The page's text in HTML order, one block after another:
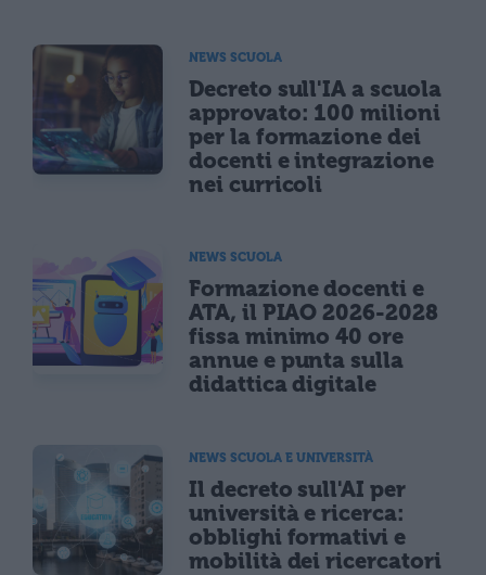
NEWS SCUOLA
Decreto sull'IA a scuola
approvato: 100 milioni
per la formazione dei
docenti e integrazione
nei curricoli
NEWS SCUOLA
Formazione docenti e
ATA, il PIAO 2026-2028
fissa minimo 40 ore
annue e punta sulla
didattica digitale
NEWS SCUOLA E UNIVERSITÀ
Il decreto sull'AI per
università e ricerca:
obblighi formativi e
mobilità dei ricercatori